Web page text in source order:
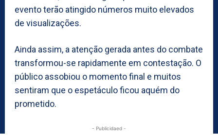
evento terão atingido números muito elevados
de visualizações.
Ainda assim, a atenção gerada antes do combate
transformou-se rapidamente em contestação. O
público assobiou o momento final e muitos
sentiram que o espetáculo ficou aquém do
prometido.
- Publicidaed -